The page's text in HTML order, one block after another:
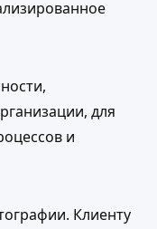
для
и
Клиенту